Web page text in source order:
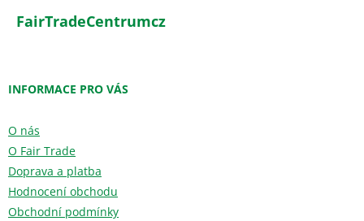
FairTradeCentrumcz
INFORMACE PRO VÁS
O nás
O Fair Trade
Doprava a platba
Hodnocení obchodu
Obchodní podmínky